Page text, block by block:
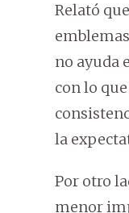
Relató
no ayuda
con lo
la
Por otro
menor